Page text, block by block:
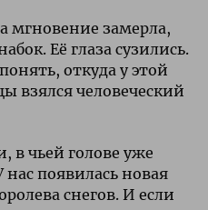
мгновение замерла,
Её глаза сузились.
откуда у этой
взялся человеческий
в чьей голове уже
появилась новая
снегов. И если